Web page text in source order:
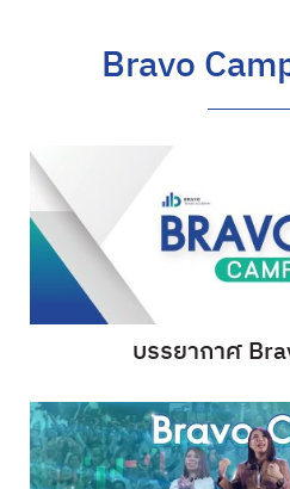
Bravo
บรรยากาศ